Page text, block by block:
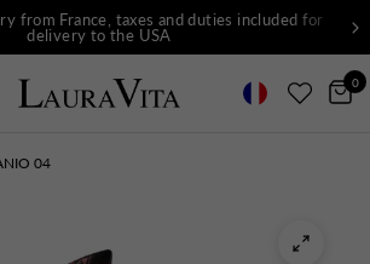
from France, taxes and duties included for
delivery to the USA
0
04